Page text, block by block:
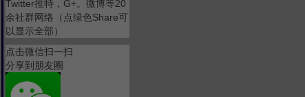
Twitter推特，G+。微博等20
余社群网络（点绿色Share可
以显示全部）
点击微信扫一扫
分享到朋友圈